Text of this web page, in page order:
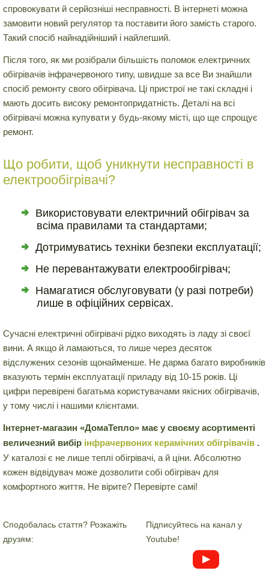
спровокувати й серйозніші несправності. В інтернеті можна
замовити новий регулятор та поставити його замість старого.
Такий спосіб найнадійніший і найлегший.
Після того, як ми розібрали більшість поломок електричних
обігрівачів інфрачервоного типу, швидше за все Ви знайшли
спосіб ремонту свого обігрівача. Ці пристрої не такі складні і
мають досить високу ремонтопридатність. Деталі на всі
обігрівачі можна купувати у будь-якому місті, що ще спрощує
ремонт.
Що робити, щоб уникнути несправності в
електрообігрівачі?
Використовувати електричний обігрівач за
всіма правилами та стандартами;
Дотримуватись техніки безпеки експлуатації;
Не перевантажувати електрообігрівач;
Намагатися обслуговувати (у разі потреби)
лише в офіційних сервісах.
Сучасні електричні обігрівачі рідко виходять із ладу зі своєї
вини. А якщо й ламаються, то лише через десяток
відслужених сезонів щонайменше. Не дарма багато виробників
вказують термін експлуатації приладу від 10-15 років. Ці
цифри перевірені багатьма користувачами якісних обігрівачів,
у тому числі і нашими клієнтами.
Інтернет-магазин «ДомаТепло» має у своєму асортименті
величезний вибір інфрачервоних керамічних обігрівачів .
У каталозі є не лише теплі обігрівачі, а й ціни. Абсолютно
кожен відвідувач може дозволити собі обігрівач для
комфортного життя. Не вірите? Перевірте самі!
Сподобалась стаття? Розкажіть
друзям:
Підписуйтесь на канал у
Youtube!